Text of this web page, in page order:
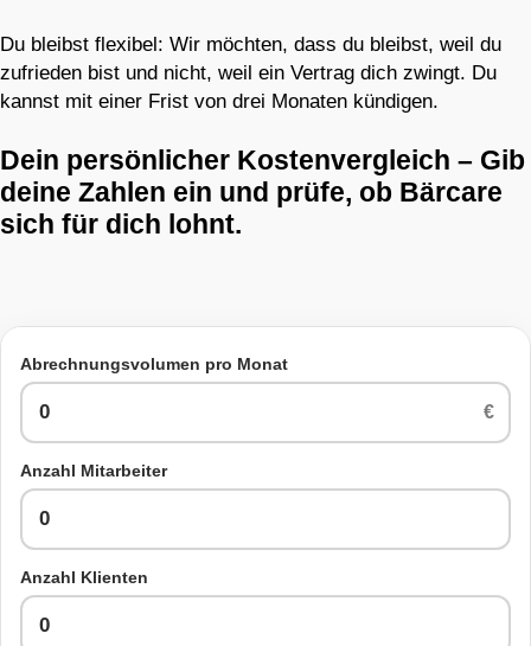
Du bleibst flexibel: Wir möchten, dass du bleibst, weil du
zufrieden bist und nicht, weil ein Vertrag dich zwingt. Du
kannst mit einer Frist von drei Monaten kündigen.
Dein persönlicher Kostenvergleich – Gib
deine Zahlen ein und prüfe, ob Bärcare
sich für dich lohnt.
Abrechnungsvolumen pro Monat
€
Anzahl Mitarbeiter
Anzahl Klienten